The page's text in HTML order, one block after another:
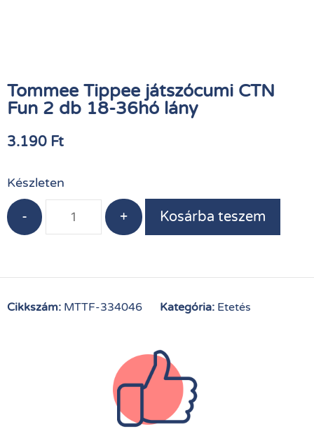
Tommee Tippee játszócumi CTN
Fun 2 db 18-36hó lány
3.190 Ft
Készleten
- + Kosárba teszem
Cikkszám: MTTF-334046 Kategória: Etetés